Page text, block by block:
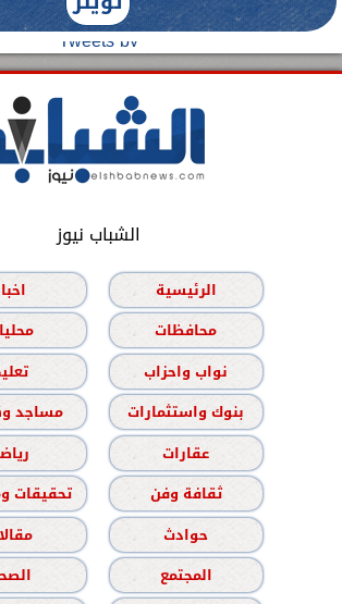
Tweets by
الشباب نيوز
الرئيسية
محافظات
نواب واحزاب
بنوك واستثمارات
مساجد
عقارات
ثقافة وفن
تحقيقات
حوادث
المجتمع